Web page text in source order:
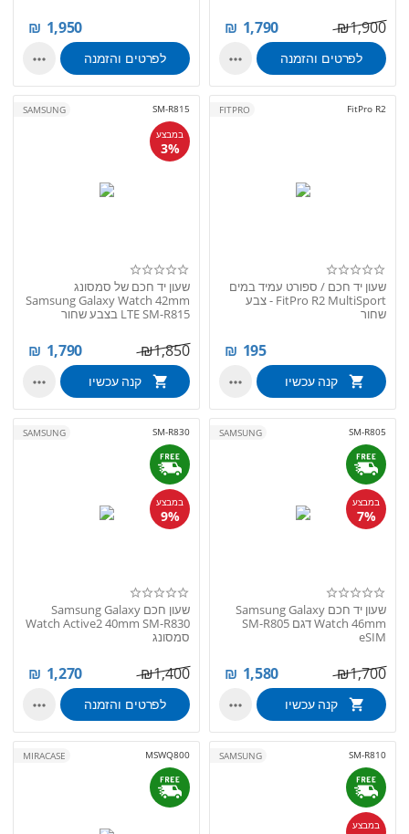
1,900
₪
1,790
₪
לפרטים והזמנה 
1,950
₪
לפרטים והזמנה 
FitPro R2
FITPRO
שעון יד חכם / ספורט עמיד במים
FitPro R2 MultiSport - צבע
שחור
195
₪
קנה עכשיו 
SM-R815
במבצע
3%
SAMSUNG
שעון יד חכם של סמסונג
Samsung Galaxy Watch 42mm
LTE SM-R815 בצבע שחור
1,850
₪
1,790
₪
קנה עכשיו 
SM-R805
במבצע
7%
SAMSUNG
שעון יד חכם Samsung Galaxy
Watch 46mm דגם SM-R805
eSIM
1,700
₪
1,580
₪
קנה עכשיו 
SM-R830
במבצע
9%
SAMSUNG
שעון חכם Samsung Galaxy
Watch Active2 40mm SM-R830
סמסונג
1,400
₪
1,270
₪
לפרטים והזמנה 
SM-R810
במבצע
SAMSUNG
MSWQ800
MIRACASE